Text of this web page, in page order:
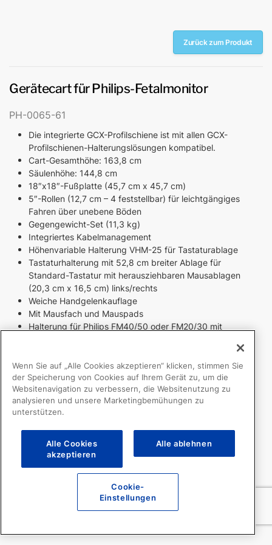
Zurück zum Produkt
Gerätecart für Philips-Fetalmonitor
PH-0065-61
Die integrierte GCX-Profilschiene ist mit allen GCX-
Profilschienen-Halterungslösungen kompatibel.
Cart-Gesamthöhe: 163,8 cm
Säulenhöhe: 144,8 cm
18″x18″-Fußplatte (45,7 cm x 45,7 cm)
5″-Rollen (12,7 cm – 4 feststellbar) für leichtgängiges
Fahren über unebene Böden
Gegengewicht-Set (11,3 kg)
Integriertes Kabelmanagement
Höhenvariable Halterung VHM-25 für Tastaturablage
Tastaturhalterung mit 52,8 cm breiter Ablage für
Standard-Tastatur mit herausziehbaren Mausablagen
(20,3 cm x 16,5 cm) links/rechts
Weiche Handgelenkauflage
Mit Mausfach und Mauspads
Halterung für Philips FM40/50 oder FM20/30 mit
Vier schnell lösbare Ablagekörbe [B 6,25″ (15,9 cm) x H
3,5″ (8,9 cm)]
Zwei Stor-Locx-Schubladen (nicht abschließbar)
Doppelhandgriff
Wenn Sie auf „Alle Cookies akzeptieren“ klicken, stimmen Sie
der Speicherung von Cookies auf Ihrem Gerät zu, um die
Websitenavigation zu verbessern, die Websitenutzung zu
analysieren und unsere Marketingbemühungen zu
unterstützen.
Alle Cookies
akzeptieren
Alle ablehnen
Cookie-
Einstellungen